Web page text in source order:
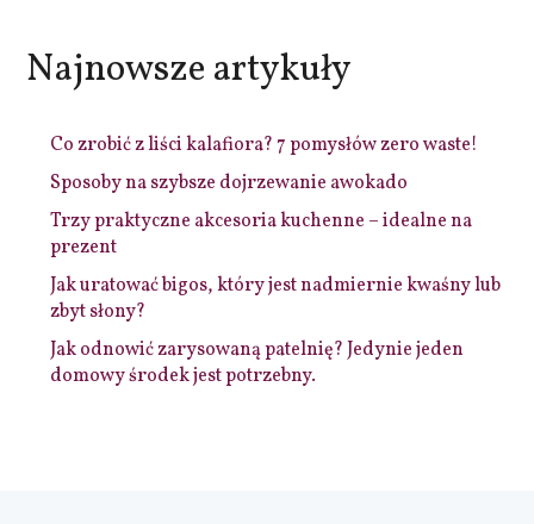
Najnowsze artykuły
Co zrobić z liści kalafiora? 7 pomysłów zero waste!
Sposoby na szybsze dojrzewanie awokado
Trzy praktyczne akcesoria kuchenne – idealne na
prezent
Jak uratować bigos, który jest nadmiernie kwaśny lub
zbyt słony?
Jak odnowić zarysowaną patelnię? Jedynie jeden
domowy środek jest potrzebny.